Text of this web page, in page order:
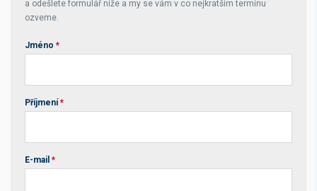
a odešlete formulář níže a my se vám v co nejkratším termínu
ozveme.
Jméno *
Příjmení *
E-mail *